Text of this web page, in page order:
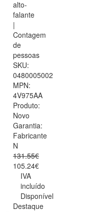
alto-
falante
|
Contagem
de
pessoas
SKU:
0480005002
MPN:
4V975AA
Produto:
Novo
Garantia:
Fabricante
N
131.55€
105.24€
IVA
incluído
Disponível
Destaque